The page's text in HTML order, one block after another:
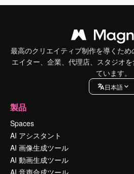
最高のクリエイティブ制作を導くた
エイター、企業、代理店、スタジオ
ています。
日本語
製品
Spaces
AI アシスタント
AI 画像生成ツール
AI 動画生成ツール
AI 音声合成ツール